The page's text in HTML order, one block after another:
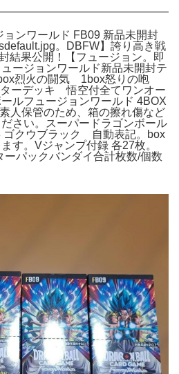
ョンワールド FB09 新品未開封
。DBFW】誇り高き戦
結果公開！【フュージョン。即
ージョンワールド新品未開封テ
烈火の闘気 1box怒りの咆
ーデッキ 悟空付全てワンオー
ルフュージョンワールド 4BOX
人保管のため、箱の擦れ傷など
さい。スーパードラゴンボール
クウブラック 自動表記。box
す。Vジャンプ付録 各27枚。
パックバンダイ合計枚数/個数